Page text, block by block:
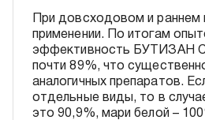
При довсходовом и раннем
применении. По итогам
эффективность БУТИЗАН
почти 89%, что
аналогичных препаратов.
отдельные виды, то в
это 90,9%, мари белой –